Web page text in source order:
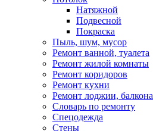
Натяжной
Подвесной
Покраска
Пыль, шум, мусор
Ремонт ванной, туалета
Ремонт жилой комнаты
Ремонт коридоров
Ремонт кухни
Ремонт лоджии, балкона
Словарь по ремонту
Спецодежда
Стены